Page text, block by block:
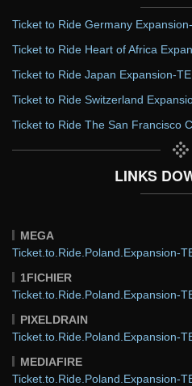
Ticket to Ride Germany
Ticket to Ride Heart of Africa
Ticket to Ride Japan Expansion-
Ticket to Ride Switzerland
Ticket to Ride The San Francisco
LINKS
MEGA
Ticket.to.Ride.Poland.Expansion-
1FICHIER
Ticket.to.Ride.Poland.Expansion-
PIXELDRAIN
Ticket.to.Ride.Poland.Expansion-
MEDIAFIRE
Ticket.to.Ride.Poland.Expansion-